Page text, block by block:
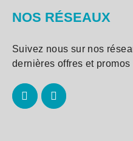
NOS RÉSEAUX
Suivez nous sur nos
dernières offres et promos